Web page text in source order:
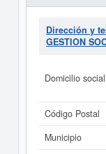
Dirección y
GESTION
Domicilio
Código Postal
Municipio